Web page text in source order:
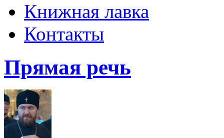
Книжная лавка
Контакты
Прямая речь